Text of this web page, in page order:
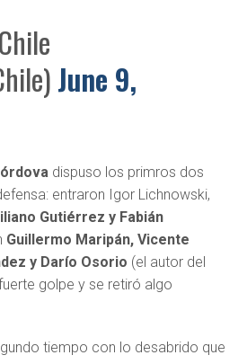
June 9,
dispuso los primros dos
entraron Igor Lichnowski,
Gutiérrez y Fabián
Guillermo Maripán, Vicente
y Darío Osorio (el autor del
golpe y se retiró algo
tiempo con lo desabrido que